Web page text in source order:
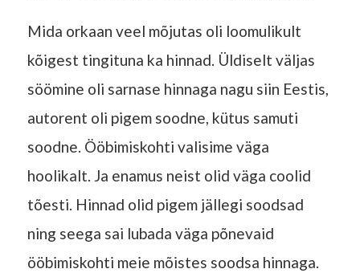
Mida orkaan veel mõjutas oli loomulikult
kõigest tingituna ka hinnad. Üldiselt väljas
söömine oli sarnase hinnaga nagu siin Eestis,
autorent oli pigem soodne, kütus samuti
soodne. Ööbimiskohti valisime väga
hoolikalt. Ja enamus neist olid väga coolid
tõesti. Hinnad olid pigem jällegi soodsad
ning seega sai lubada väga põnevaid
ööbimiskohti meie mõistes soodsa hinnaga.